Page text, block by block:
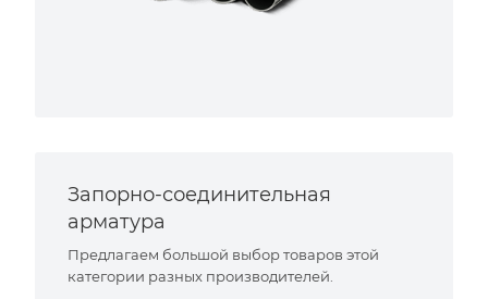
Запорно-соединительная
арматура
Предлагаем большой выбор товаров этой
категории разных производителей.